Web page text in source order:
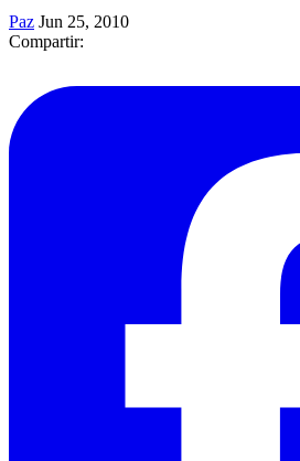
Paz Jun 25, 2010
Compartir: